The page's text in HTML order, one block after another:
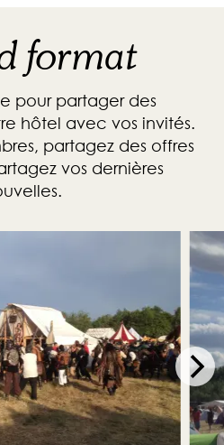
format
pour partager des
hôtel avec vos invités.
partagez des offres
vos dernières